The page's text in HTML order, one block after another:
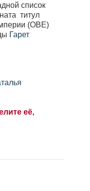
список
титул
(OBE)
Гарет
её,